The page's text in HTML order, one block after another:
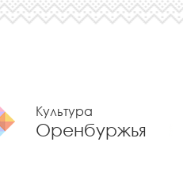
Культура
Оренбуржья